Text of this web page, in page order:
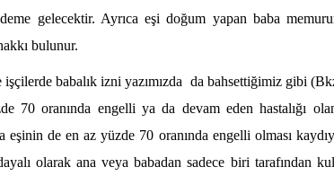
gelecektir. Ayrıca eşi doğum yapan baba
bulunur.
işçilerde babalık izni yazımızda da bahsettiğimiz gibi
70 oranında engelli ya da devam eden hastalığı
eşinin de en az yüzde 70 oranında engelli olması
olarak ana veya babadan sadece biri tarafından